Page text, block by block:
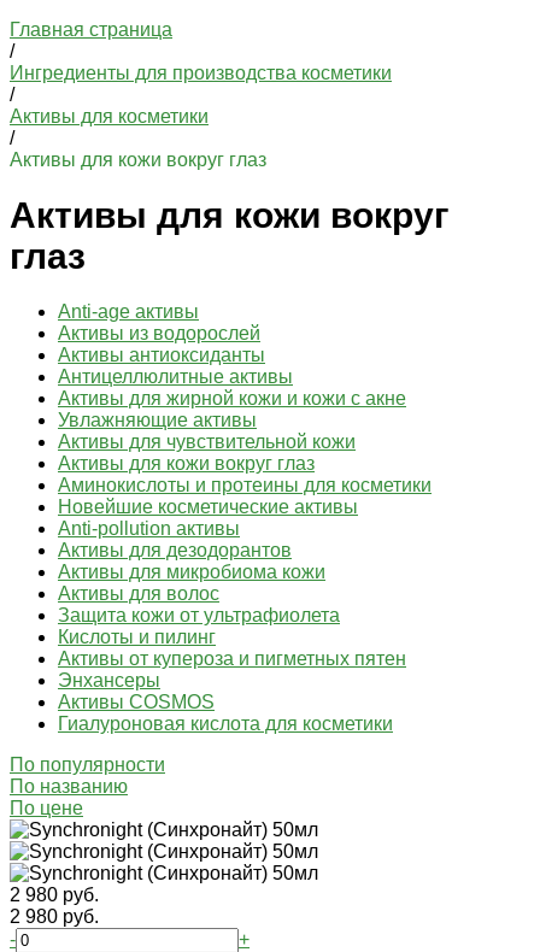
Главная страница
/
Ингредиенты для производства косметики
/
Активы для косметики
/
Активы для кожи вокруг глаз
Активы для кожи вокруг
глаз
Anti-age активы
Активы из водорослей
Активы антиоксиданты
Антицеллюлитные активы
Активы для жирной кожи и кожи с акне
Увлажняющие активы
Активы для чувствительной кожи
Активы для кожи вокруг глаз
Аминокислоты и протеины для косметики
Новейшие косметические активы
Anti-pollution активы
Активы для дезодорантов
Активы для микробиома кожи
Активы для волос
Защита кожи от ультрафиолета
Кислоты и пилинг
Активы от купероза и пигметных пятен
Энхансеры
Активы COSMOS
Гиалуроновая кислота для косметики
По популярности
По названию
По цене
2 980 руб.
2 980 руб.
-
+